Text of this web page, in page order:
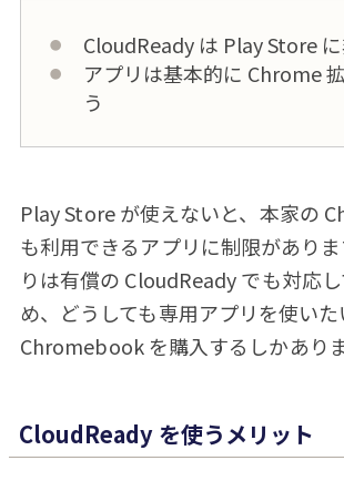
CloudReady は Play Store
アプリは基本的に Chrome
う
Play Store が使えないと、本家の
も利用できるアプリに制限があり
りは有償の CloudReady でも対応
め、どうしても専用アプリを使い
Chromebook を購入するしかありま
CloudReady を使うメリット